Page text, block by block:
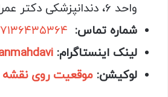
واحد 6، دندانپزشکی دکتر عمران مهدوی
شماره تماس:
لینک اینستاگرام:
لوکیشن: موقعیت روی نقشه